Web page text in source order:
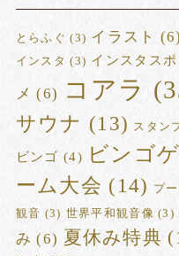
とらふぐ (3) イラスト (6)
インスタ (3) インスタスポ
メ (6) コアラ
サウナ (13) スタン
ビンゴ (4) ビンゴ
ーム大会 (14) プ
観音 (3) 世界平和観音像 (3)
み (6) 夏休み特典